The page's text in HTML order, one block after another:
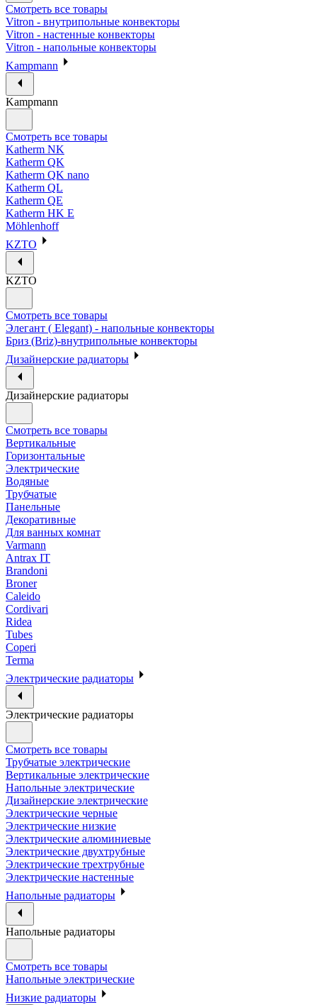
Смотреть все товары
Vitron - внутрипольные конвекторы
Vitron - настенные конвекторы
Vitron - напольные конвекторы
Kampmann
Kampmann
Смотреть все товары
Katherm NK
Katherm QK
Katherm QK nano
Katherm QL
Katherm QE
Katherm HK E
Möhlenhoff
KZTO
KZTO
Смотреть все товары
Элегант ( Elegant) - напольные конвекторы
Бриз (Briz)-внутрипольные конвекторы
Дизайнерские радиаторы
Дизайнерские радиаторы
Смотреть все товары
Вертикальные
Горизонтальные
Электрические
Водяные
Трубчатые
Панельные
Декоративные
Для ванных комнат
Varmann
Antrax IT
Brandoni
Broner
Caleido
Cordivari
Ridea
Tubes
Coperi
Terma
Электрические радиаторы
Электрические радиаторы
Смотреть все товары
Трубчатые электрические
Вертикальные электрические
Напольные электрические
Дизайнерские электрические
Электрические черные
Электрические низкие
Электрические алюминиевые
Электрические двухтрубные
Электрические трехтрубные
Электрические настенные
Напольные радиаторы
Напольные радиаторы
Смотреть все товары
Напольные электрические
Низкие радиаторы